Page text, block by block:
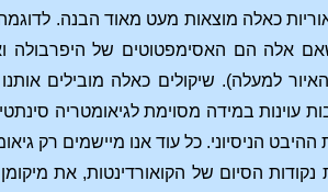
כאלה מוצאות מעט מאוד הבנה.
אלה הם האסימפטוטים של היפרבולה
למעלה). שיקולים כאלה מובילים
עוינות במידה מסוימת לגיאומטריה
הניסיוני. כל עוד אנו מיישמים רק
הסיום של הקואורדינטות, את